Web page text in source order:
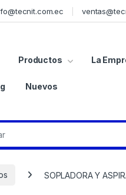
Productos La
Nuevos
SOPLADORA Y